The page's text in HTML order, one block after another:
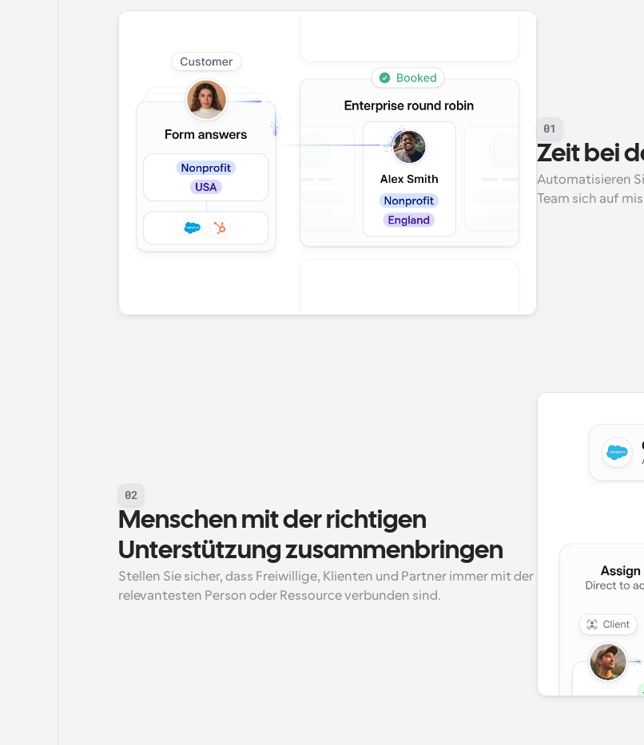
01
Zeit bei
Automatisieren
Team sich auf
02
Menschen mit der richtigen
Unterstützung zusammenbringen
Stellen Sie sicher, dass Freiwillige, Klienten und Partner immer mit der
relevantesten Person oder Ressource verbunden sind.